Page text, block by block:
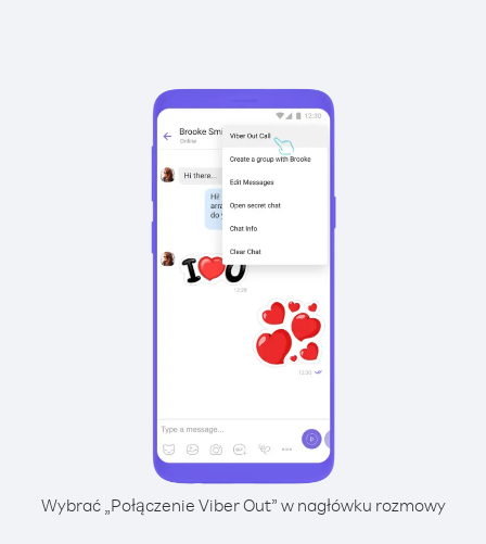
Wybrać „Połączenie Viber Out” w nagłówku rozmowy